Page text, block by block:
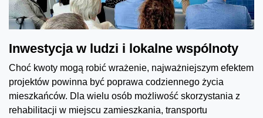
Inwestycja w ludzi i lokalne wspólnoty
Choć kwoty mogą robić wrażenie, najważniejszym efektem
projektów powinna być poprawa codziennego życia
mieszkańców. Dla wielu osób możliwość skorzystania z
rehabilitacji w miejscu zamieszkania, transportu